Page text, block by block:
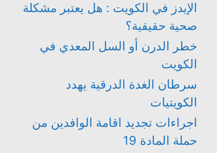
الإيدز في الكويت : هل يعتبر مشكلة
صحية حقيقية؟
خطر الدرن أو السل المعدي في
الكويت
سرطان الغدة الدرقية يهدد
الكويتيات
اجراءات تجديد اقامة الوافدين من
حملة المادة 19